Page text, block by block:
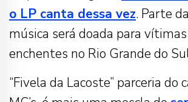
o LP canta dessa vez. Parte
música será doada para
enchentes no Rio Grande do
“Fivela da Lacoste” parceria do